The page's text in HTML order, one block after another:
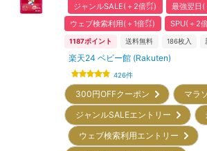
ジャンルSALE(＋2倍㌽)
最強翌日(
ウェブ検索利用(＋1倍㌽)
SPU(＋2
1187ポイント 送料無料 186枚入
楽天24 ベビー館 (Rakuten)
426件
300円OFFクーポン
マラ
ジャンルSALEエントリー
ウェブ検索利用エントリー